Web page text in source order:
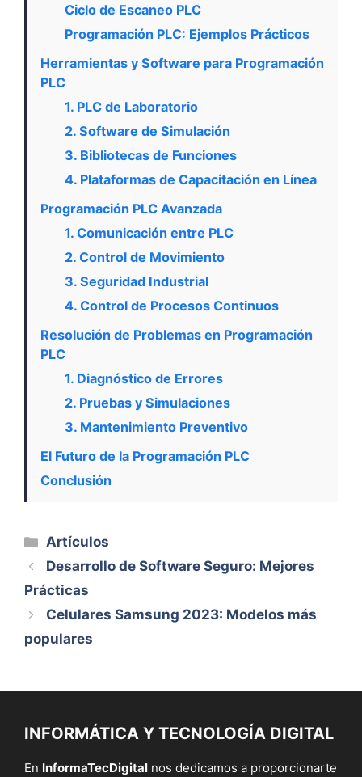
Ciclo de Escaneo PLC
Programación PLC: Ejemplos Prácticos
Herramientas y Software para Programación
PLC
1. PLC de Laboratorio
2. Software de Simulación
3. Bibliotecas de Funciones
4. Plataformas de Capacitación en Línea
Programación PLC Avanzada
1. Comunicación entre PLC
2. Control de Movimiento
3. Seguridad Industrial
4. Control de Procesos Continuos
Resolución de Problemas en Programación
PLC
1. Diagnóstico de Errores
2. Pruebas y Simulaciones
3. Mantenimiento Preventivo
El Futuro de la Programación PLC
Conclusión
Categorías
Artículos
Desarrollo de Software Seguro: Mejores
Prácticas
Celulares Samsung 2023: Modelos más
populares
INFORMÁTICA Y TECNOLOGÍA DIGITAL
En InformaTecDigital nos dedicamos a proporcionarte